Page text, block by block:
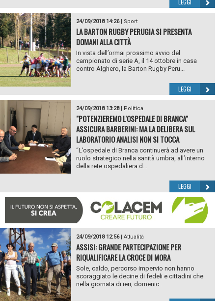
LEGGI
24/09/2018 14:26| Sport
LA BARTON RUGBY PERUGIA SI PRESENTA
DOMANI ALLA CITTÀ
In vista dell’ormai prossimo avvio del
campionato di serie A, il 14 ottobre in casa
contro Alghero, la Barton Rugby Peru...
LEGGI
24/09/2018 13:28| Politica
"POTENZIEREMO L'OSPEDALE DI BRANCA"
ASSICURA BARBERINI: MA LA DELIBERA SUL
LABORATORIO ANALISI NON SI TOCCA
“L’ospedale di Branca continuerà ad avere un
ruolo strategico nella sanità umbra, all’interno
della rete ospedaliera d...
LEGGI
24/09/2018 12:56| Attualità
ASSISI: GRANDE PARTECIPAZIONE PER
RIQUALIFICARE LA CROCE DI MORA
Sole, caldo, percorso impervio non hanno
scoraggiato le decine di fedeli e cittadini che
nella giornata di ieri, domenic...